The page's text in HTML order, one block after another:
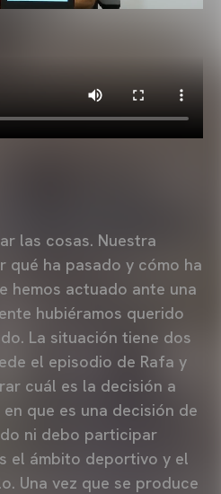
las cosas. Nuestra
qué ha pasado y cómo ha
hemos actuado ante una
hubiéramos querido
La situación tiene dos
el episodio de Rafa y
cuál es la decisión a
que es una decisión de
ni debo participar
el ámbito deportivo y el
Una vez que se produce